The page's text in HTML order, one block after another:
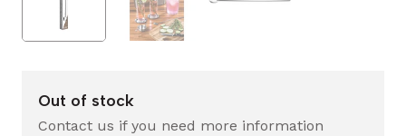
Out of stock
Contact us if you need more information